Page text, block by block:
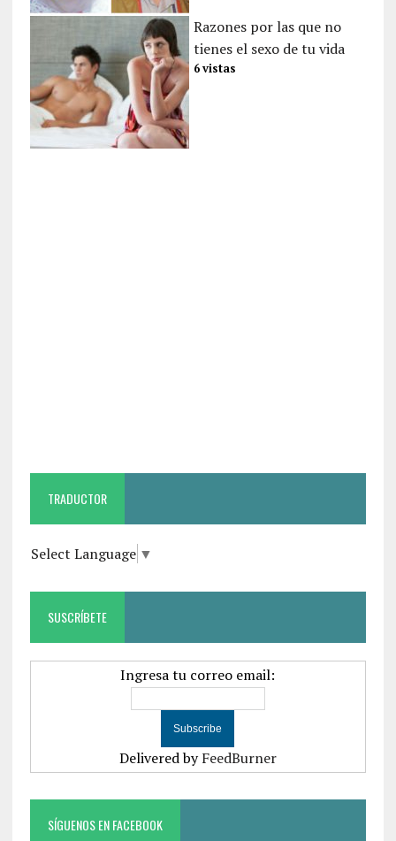
Razones por las que no
tienes el sexo de tu vida
6 vistas
TRADUCTOR
Select Language ▼
SUSCRÍBETE
Ingresa tu correo email:
Delivered byFeedBurner
SÍGUENOS EN FACEBOOK